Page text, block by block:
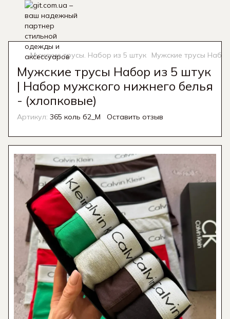
Мужские трусы. Набор из 5 штук Мужские трусы
Мужские трусы Набор из 5 штук
| Набор мужского нижнего белья
- (хлопковые)
Артикул: 365 коль б2_M Оставить отзыв